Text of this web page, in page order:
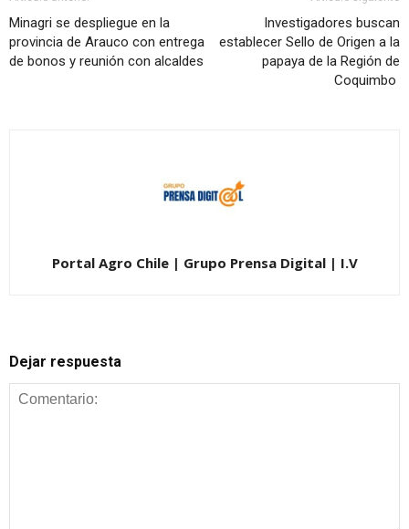
Minagri se despliegue en la
provincia de Arauco con entrega
de bonos y reunión con alcaldes
Investigadores buscan
establecer Sello de Origen a la
papaya de la Región de
Coquimbo
Portal Agro Chile | Grupo Prensa Digital | I.V
Dejar respuesta